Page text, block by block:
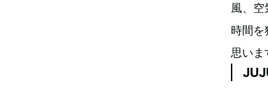
風、
時間を
思いま